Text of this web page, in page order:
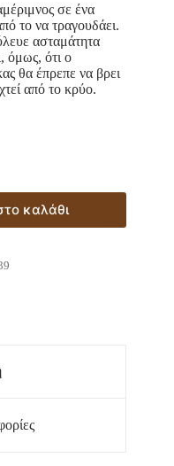
σε ένα
το να τραγουδάει.
ασταμάτητα
όμως, ότι ο
θα έπρεπε να βρει
από το κρύο.
καλάθι